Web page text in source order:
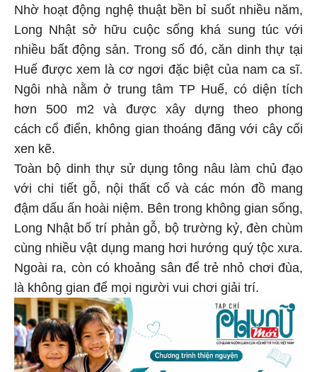
Nhờ hoạt động nghệ thuật bền bỉ suốt nhiều năm,
Long Nhật sở hữu cuộc sống khá sung túc với
nhiều bất động sản. Trong số đó, căn dinh thự tại
Huế được xem là cơ ngơi đặc biệt của nam ca sĩ.
Ngôi nhà nằm ở trung tâm TP Huế, có diện tích
hơn 500 m2 và được xây dựng theo phong
cách cổ điển, không gian thoáng đãng với cây cối
xen kẽ.
Toàn bộ dinh thự sử dụng tông nâu làm chủ đạo
với chi tiết gỗ, nội thất cổ và các món đồ mang
đậm dấu ấn hoài niệm. Bên trong không gian sống,
Long Nhật bố trí phản gỗ, bộ trường kỷ, đèn chùm
cùng nhiều vật dụng mang hơi hướng quý tộc xưa.
Ngoài ra, còn có khoảng sân để trẻ nhỏ chơi đùa,
là không gian để mọi người vui chơi giải trí.